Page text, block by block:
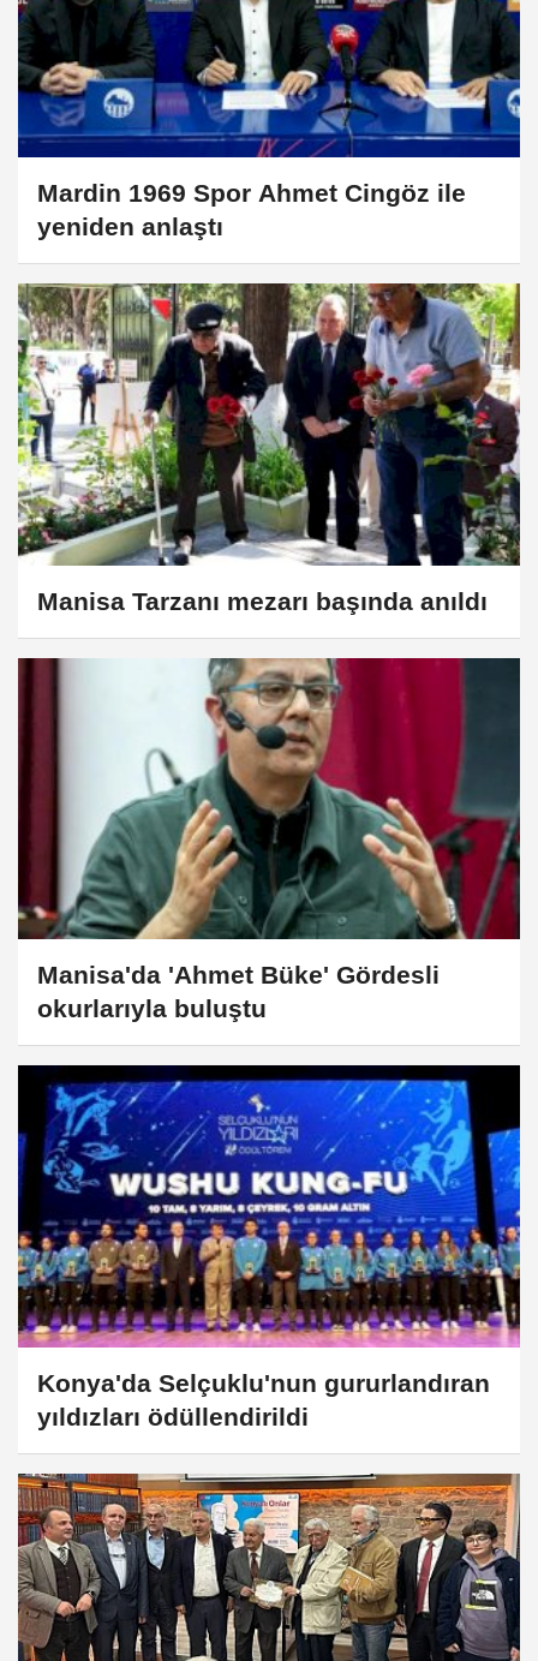
Mardin 1969 Spor Ahmet Cingöz ile
yeniden anlaştı
Manisa Tarzanı mezarı başında anıldı
Manisa'da 'Ahmet Büke' Gördesli
okurlarıyla buluştu
Konya'da Selçuklu'nun gururlandıran
yıldızları ödüllendirildi